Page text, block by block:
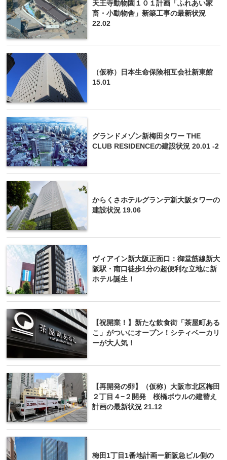
天王寺動物園１０１計画「ふれあい家
畜・小動物舎」新築工事の最新状況
22.02
（仮称）日本生命保険相互会社新東館
15.01
グランドメゾン新梅田タワー THE
CLUB RESIDENCEの建設状況 20.01 -2
からくさホテルグランデ新大阪タワーの
建設状況 19.06
ヴィアイン新大阪正面口：御堂筋線新大
阪駅・南口徒歩1分の超便利な立地に新
ホテル誕生！
【祝開業！】新たな飲食街「茶屋町ある
こ」がついにオープン！シティベーカリ
ーが大人気！
【再開発の卵】（仮称）大阪市北区梅田
２丁目４−２開発 桜橋ボウルの建替え
計画の最新状況 21.12
梅田1丁目1番地計画ー新阪急ビル側の